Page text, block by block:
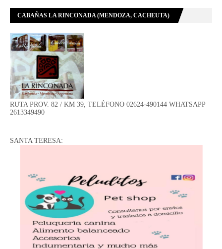
CABAÑAS LA RINCONADA (MENDOZA, CACHEUTA)
RUTA PROV. 82 / KM 39, TELÉFONO 02624-490144 WHATSAPP
2613349490
SANTA TERESA: